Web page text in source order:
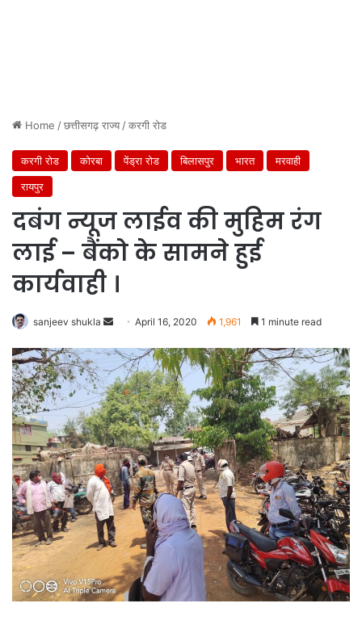
Home /छत्तीसगढ़ राज्य/करगी रोड
करगी रोड कोरबा पेंड्रा रोड बिलासपुर भारत
मरवाही
रायपुर
दबंग न्यूज लाईव की मुहिम रंग
लाई – बैंको के सामने हुई
कार्यवाही ।
sanjeev shukla
Send
email
April 16, 2020 1,961 1 minute read